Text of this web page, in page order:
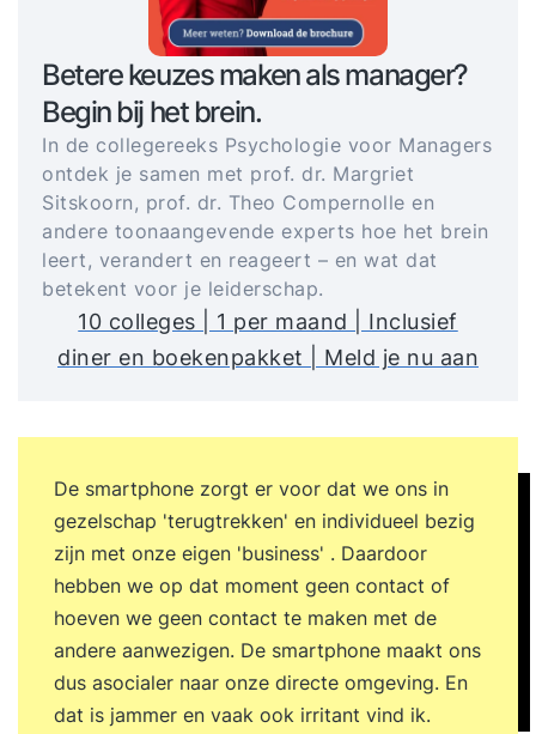
Betere keuzes maken als manager?
Begin bij het brein.
In de collegereeks Psychologie voor Managers
ontdek je samen met prof. dr. Margriet
Sitskoorn, prof. dr. Theo Compernolle en
andere toonaangevende experts hoe het brein
leert, verandert en reageert – en wat dat
betekent voor je leiderschap.
10 colleges | 1 per maand | Inclusief
diner en boekenpakket | Meld je nu aan
De smartphone zorgt er voor dat we ons in
gezelschap 'terugtrekken' en individueel bezig
zijn met onze eigen 'business' . Daardoor
hebben we op dat moment geen contact of
hoeven we geen contact te maken met de
andere aanwezigen. De smartphone maakt ons
dus asocialer naar onze directe omgeving. En
dat is jammer en vaak ook irritant vind ik.